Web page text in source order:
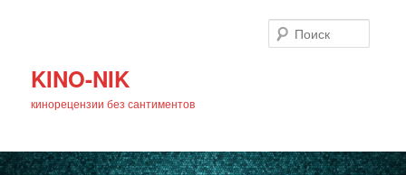
KINO-NIK
кинорецензии без сантиментов